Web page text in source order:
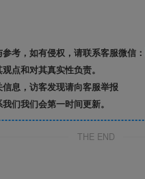
考，如有侵权，请联系客服微信：
点和对其真实性负责。
息，访客发现请向客服举报
们我们会第一时间更新。
THE END